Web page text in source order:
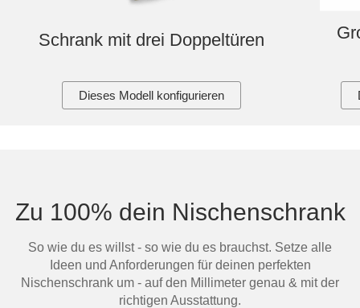
Schrank mit drei Doppeltüren
Dieses Modell konfigurieren
Zu 100% dein Nischenschrank
So wie du es willst - so wie du es brauchst. Setze alle
Ideen und Anforderungen für deinen perfekten
Nischenschrank um - auf den Millimeter genau & mit der
richtigen Ausstattung.